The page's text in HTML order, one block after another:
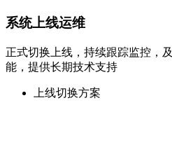
系统上线运维
正式切换上线，持续跟踪监控，
能，提供长期技术支持
上线切换方案